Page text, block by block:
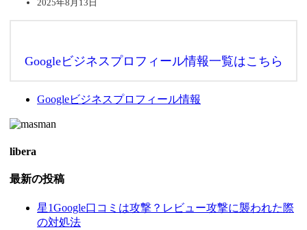
2025年8月13日
Googleビジネスプロフィール情報一覧はこちら
Googleビジネスプロフィール情報
libera
最新の投稿
星1Google口コミは攻撃？レビュー攻撃に襲われた際
の対処法